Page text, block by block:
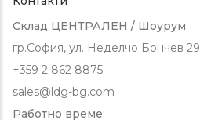
Склад ЦЕНТРАЛЕН / Шоурум
гр.София, ул. Неделчо Бончев 29
+359 2 862 8875
sales@ldg-bg.com
Работно време: